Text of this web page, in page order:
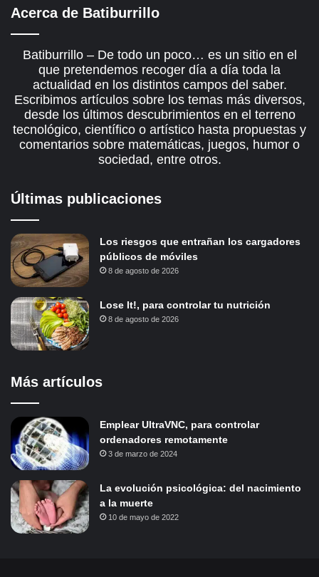
Acerca de Batiburrillo
Batiburrillo – De todo un poco… es un sitio en el
que pretendemos recoger día a día toda la
actualidad en los distintos campos del saber.
Escribimos artículos sobre los temas más diversos,
desde los últimos descubrimientos en el terreno
tecnológico, científico o artístico hasta propuestas y
comentarios sobre matemáticas, juegos, humor o
sociedad, entre otros.
Últimas publicaciones
Los riesgos que entrañan los cargadores
públicos de móviles
8 de agosto de 2026
Lose It!, para controlar tu nutrición
8 de agosto de 2026
Más artículos
Emplear UltraVNC, para controlar
ordenadores remotamente
3 de marzo de 2024
La evolución psicológica: del nacimiento
a la muerte
10 de mayo de 2022